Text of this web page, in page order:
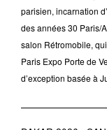
parisien, incarnation
des années 30 Paris/
salon Rétromobile,
Paris Expo Porte de
d’exception basée à